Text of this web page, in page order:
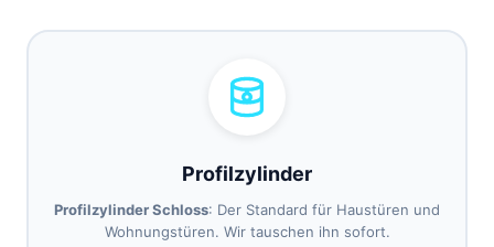
Profilzylinder
Profilzylinder Schloss: Der Standard für Haustüren und
Wohnungstüren. Wir tauschen ihn sofort.